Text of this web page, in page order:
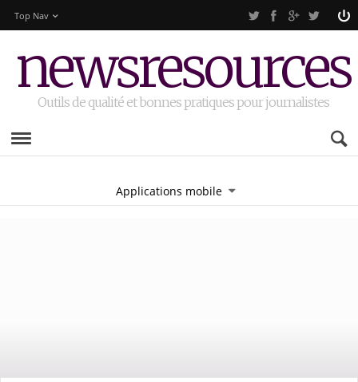
Top Nav
newsresources
Outils de qualité et bonnes pratiques pour journalistes
Applications mobile